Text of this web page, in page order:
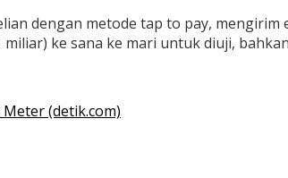
dengan metode tap to pay,
ke sana ke mari untuk diuji,
(detik.com)